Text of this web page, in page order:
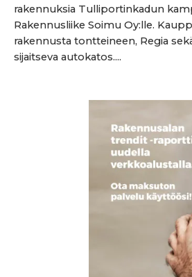
rakennuksia Tulliportinkadun
Rakennusliike Soimu Oy:lle.
rakennusta tontteineen, Regia
sijaitseva autokatos....